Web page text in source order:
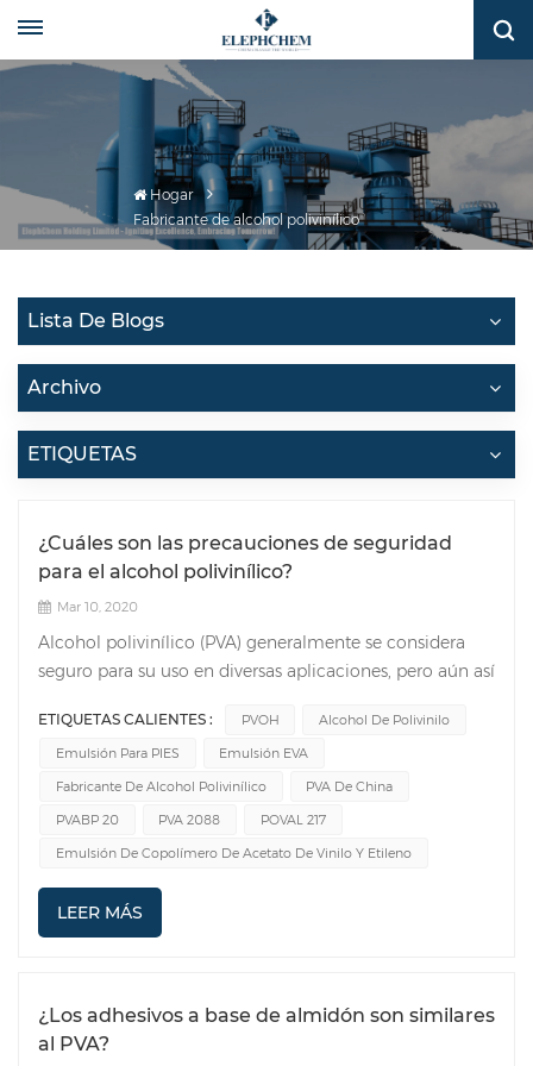
Hogar
Fabricante de alcohol polivinílico
Lista De Blogs
Archivo
ETIQUETAS
¿Cuáles son las precauciones de seguridad
para el alcohol polivinílico?
Mar 10, 2020
Alcohol polivinílico (PVA) generalmente se considera
seguro para su uso en diversas aplicaciones, pero aún así
adecuadas. A continuación se presentan algunas pautas
generales de seguridad para el manejo de alcohol
polivinílico: 1.Equipo de protección personal (EPP): Use
EPP adecuado, incluidos guantes, gafas de seguridad y
2.Ventilación: Trabaje en un área bien ventilada o utilice
ventilación de escape local para minimizar la
liberaciones. Siga los procedimientos de manipulación
adecuados y evite generar polvo o aerosoles.
ETIQUETAS CALIENTES : PVOH
Alcohol De Polivinilo
Emulsión Para PIES
Emulsión EVA
Fabricante De Alcohol Polivinílico
PVA De China
PVABP 20
PVA 2088
POVAL 217
Emulsión De Copolímero De Acetato De Vinilo Y Etileno
LEER MÁS
¿Los adhesivos a base de almidón son similares
al PVA?